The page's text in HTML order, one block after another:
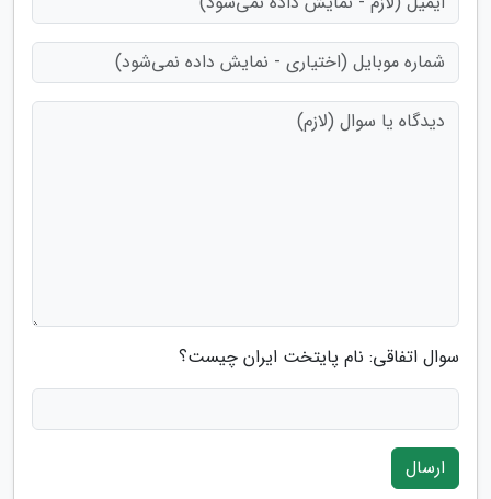
سوال اتفاقی: نام پایتخت ایران چیست؟
ارسال